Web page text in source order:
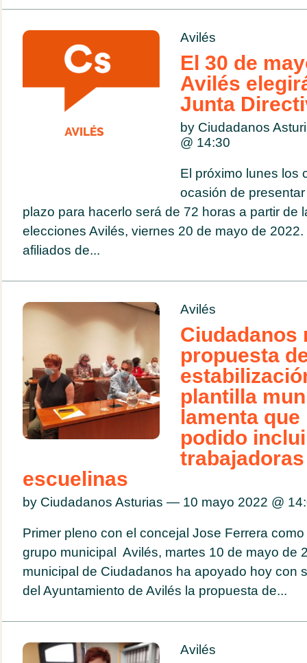
Avilés
El 30 de
Avilés
Junta
by Ciudadanos
@ 14:30
El próximo lunes los
ocasión de
plazo para hacerlo será de 72 horas a partir de
elecciones Avilés, viernes 20 de mayo de
afiliados de...
Avilés
Ciudadanos
propuesta
plantilla
lamenta
podido
escuelinas
by Ciudadanos Asturias — 10 mayo 2022 @
Primer pleno con el concejal Jose Ferrera
grupo municipal Avilés, martes 10 de mayo de
municipal de Ciudadanos ha apoyado hoy con
del Ayuntamiento de Avilés la propuesta de...
Avilés